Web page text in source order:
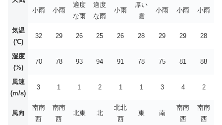
小雨
小雨
適度
な雨
適度
な雨
小雨
厚い
雲
小雨 小雨 小雨
気温
(℃)
32 29 26 25 26 28 29 29 28
湿度
(%)
70 78 93 94 91 78 75 81 88
風速
(m/s)
3 1 1 2 1 1 3 4 2
風向
南南
西
南南
西
北東 北
北北
西
東 南
南南
西
南南
西